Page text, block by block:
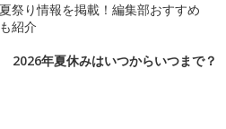
祭り情報を掲載！編集部おすすめ
紹介
2026年夏休みはいつからいつまで？